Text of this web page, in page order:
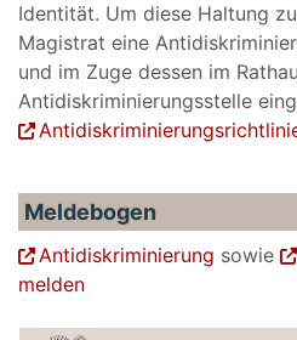
Identität. Um diese Haltung
Magistrat eine
und im Zuge dessen im
Antidiskriminierungsstelle
Meldebogen
Antidiskriminierung sowie
melden